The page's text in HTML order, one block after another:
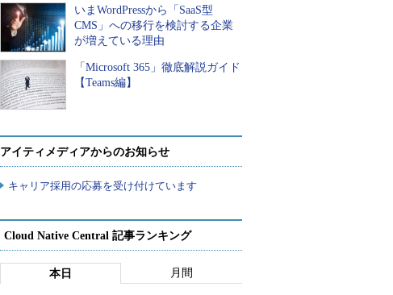
いまWordPressから「SaaS型
CMS」への移行を検討する企業
が増えている理由
「Microsoft 365」徹底解説ガイド
【Teams編】
アイティメディアからのお知らせ
キャリア採用の応募を受け付けています
Cloud Native Central 記事ランキング
本日 月間